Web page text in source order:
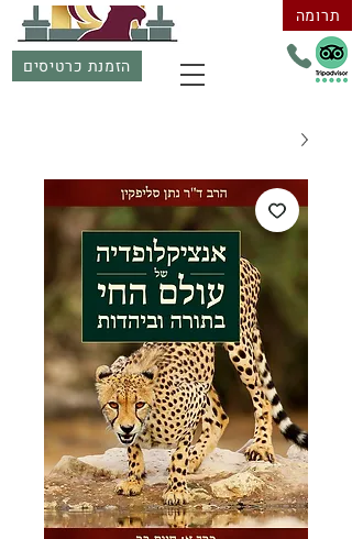
הזמנת כרטיסים
תרומה